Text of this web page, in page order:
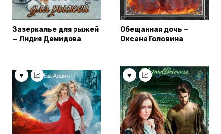
Зазеркалье для рыжей
— Лидия Демидова
Обещанная дочь —
Оксана Головина